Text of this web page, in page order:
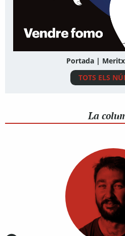
Portada |
TOTS ELS
La